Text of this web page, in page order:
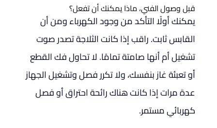
قبل وصول الفني، ماذا يمكنك أن تفعل؟
يمكنك أولًا التأكد من وجود الكهرباء ومن أن
القابس ثابت. راقب إذا كانت الثلاجة تصدر صوت
تشغيل أم أنها صامتة تمامًا. لا تحاول فك القطع
أو تعبئة غاز بنفسك، ولا تكرر فصل وتشغيل الجهاز
عدة مرات إذا كانت هناك رائحة احتراق أو فصل
كهربائي مستمر.